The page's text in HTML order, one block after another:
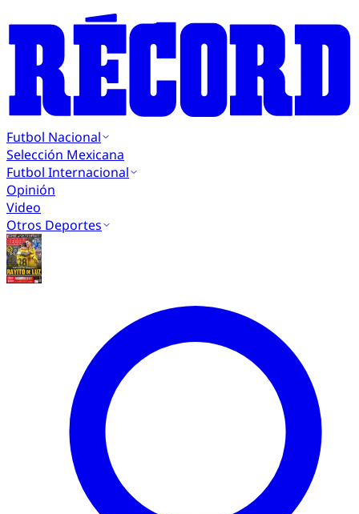
Futbol Nacional
Selección Mexicana
Futbol Internacional
Opinión
Video
Otros Deportes